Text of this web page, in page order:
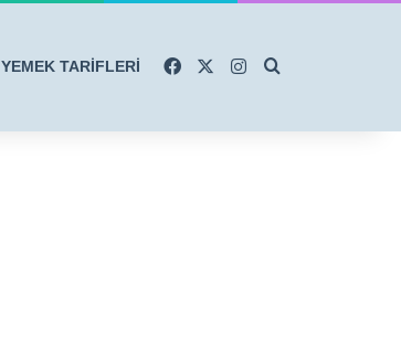
YEMEK TARİFLERİ FacebookInstagram